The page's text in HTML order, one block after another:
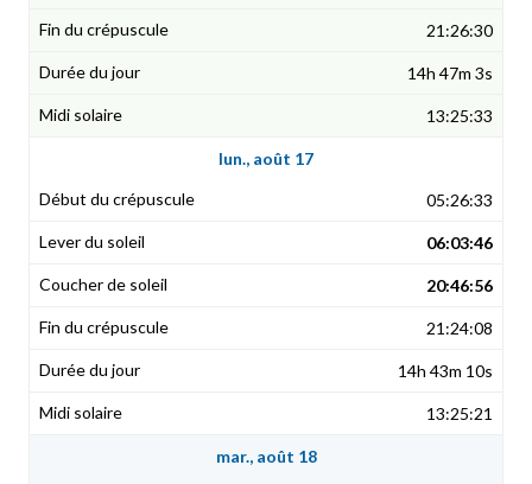
21:26:30
14h 47m 3s
13:25:33
lun., août 17
05:26:33
06:03:46
20:46:56
21:24:08
14h 43m 10s
13:25:21
mar., août 18